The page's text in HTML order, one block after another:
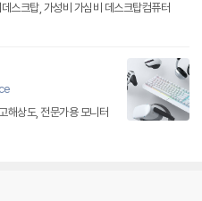
스크탑, 가성비 가심비 데스크탑컴퓨터
해상도, 전문가용 모니터